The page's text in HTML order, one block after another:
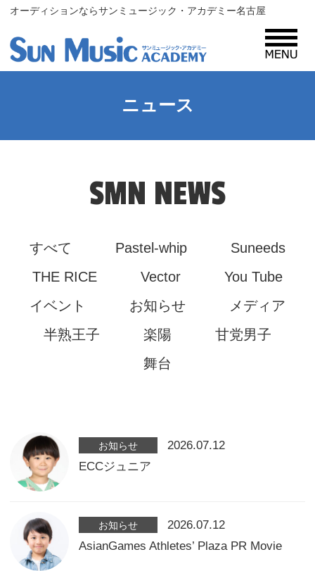
オーディションならサンミュージック・アカデミー名古屋
MENU
サンミュージック・アカデミーとは？
入所案内
プロフィール
レッスン生・タレント募集
資料請求
キャスティング
ニュース
SMN NEWS
すべて Pastel-whip
Suneeds
THE RICE
Vector
You Tube
イベント
お知らせ
メディア
半熟王子
楽陽
甘党男子
舞台
お知らせ
2026.07.12
ECCジュニア
お知らせ
2026.07.12
AsianGames Athletes’ Plaza PR Movie